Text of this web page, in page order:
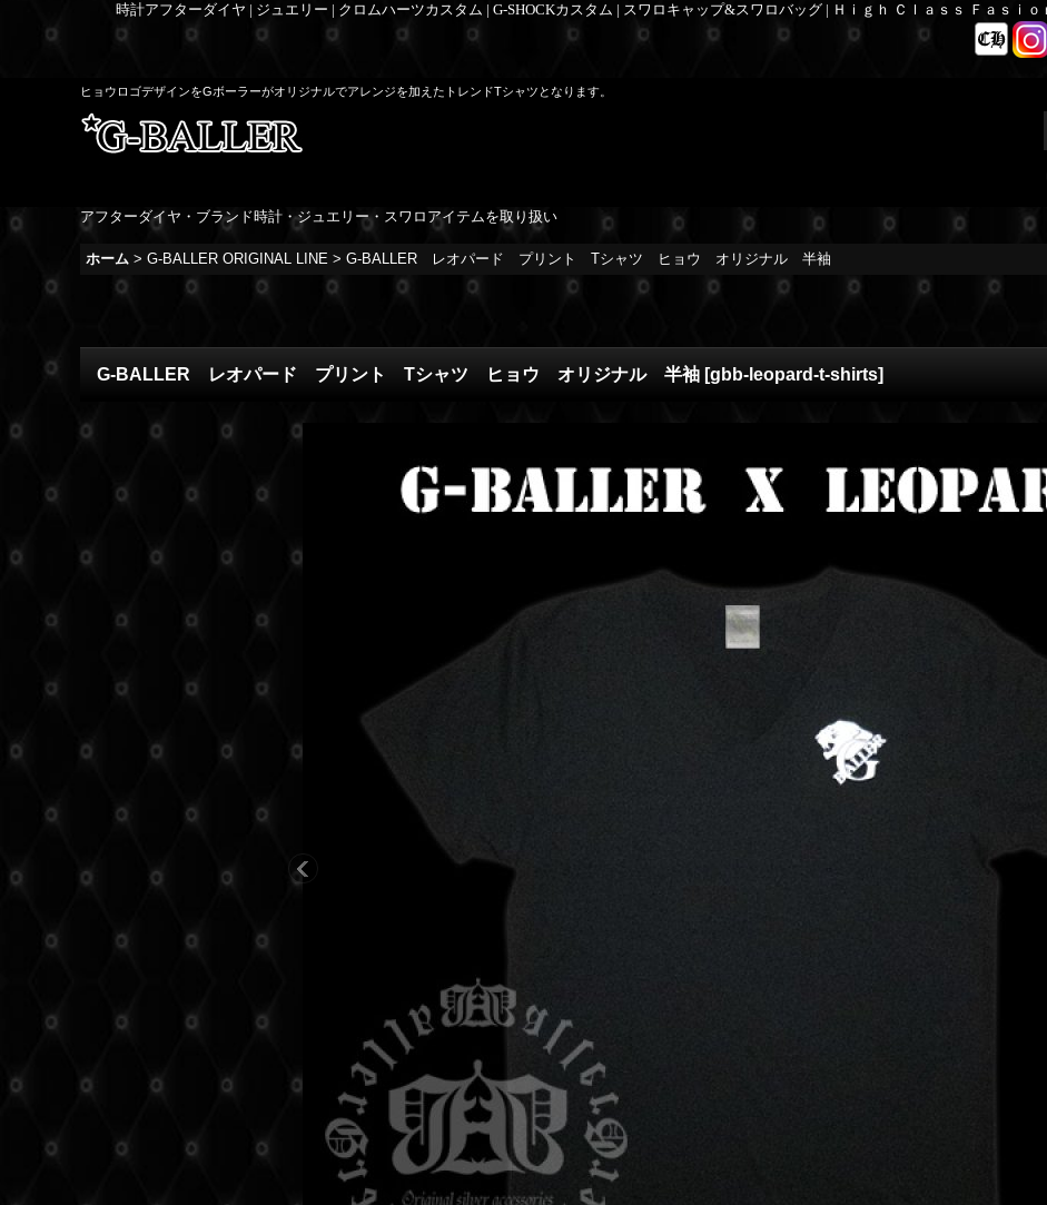
時計アフターダイヤ | ジュエリー | クロムハーツカスタム | G-SHOCKカスタム | スワロキャップ&スワロバッグ | Ｈｉｇｈ Ｃｌａｓｓ Ｆａｓｉ
ヒョウロゴデザインをGボーラーがオリジナルでアレンジを加えたトレンドTシャツとなります。
アフターダイヤ・ブランド時計・ジュエリー・スワロアイテムを取り扱い
ホーム > G-BALLER ORIGINAL LINE > G-BALLER レオパード プリント Tシャツ ヒョウ オリジナル 半袖
G-BALLER レオパード プリント Tシャツ ヒョウ オリジナル 半袖 [gbb-leopard-t-shirts]